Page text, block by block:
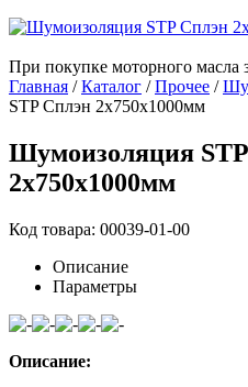
При покупке моторного масла
Главная /Каталог /Прочее /
STP Сплэн 2x750x1000мм
Шумоизоляция
2x750x1000мм
Код товара: 00039-01-00
Описание
Параметры
Описание: